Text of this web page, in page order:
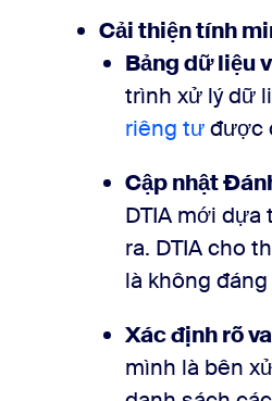
Cải thiện tính
Bảng dữ liệu
trình xử lý dữ
riêng tưđược
Cập nhật
DTIA mới dựa
ra. DTIA cho
là không đáng
Xác định rõ
mình là bên